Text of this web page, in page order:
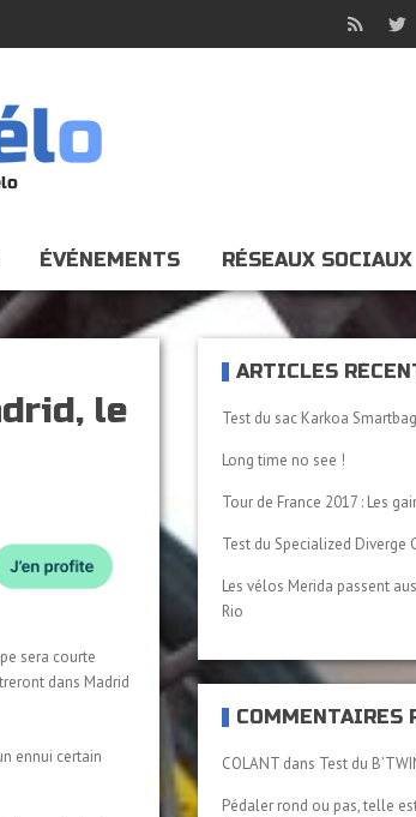
ÉVÉNEMENTS RÉSEAUX SOCIAUX
le
sera courte
dans Madrid
ennui certain
ARTICLES
Test du sac Karkoa
Long time no see !
Tour de France 2017 : Les
Test du Specialized Diverge
Les vélos Merida passent
Rio
COMMENTAIRES
COLANT dans Test du
Pédaler rond ou pas, telle